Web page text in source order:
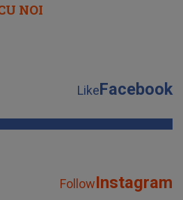
NOI
LikeFacebook
FollowInstagram